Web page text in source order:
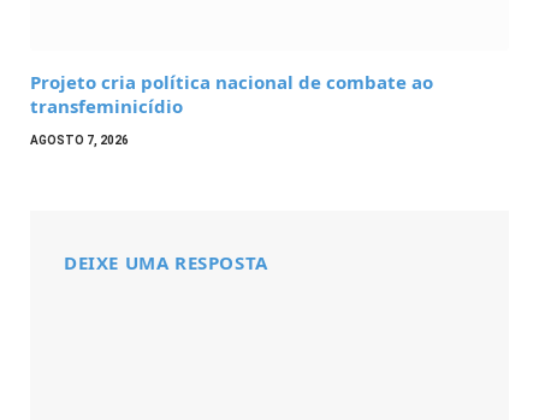
Projeto cria política nacional de combate ao
transfeminicídio
AGOSTO 7, 2026
DEIXE UMA RESPOSTA